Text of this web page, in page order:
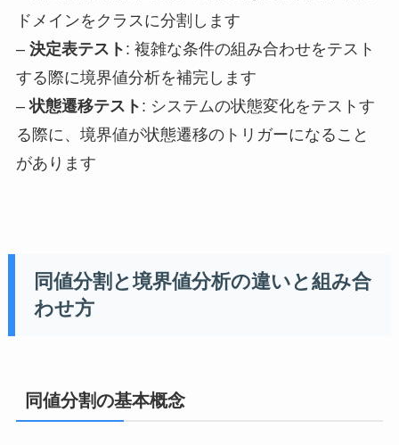
ドメインをクラスに分割します
– 決定表テスト : 複雑な条件の組み合わせをテスト
する際に境界値分析を補完します
–状態遷移テスト : システムの状態変化をテストす
る際に、境界値が状態遷移のトリガーになること
があります
同値分割と境界値分析の違いと組み合
わせ方
同値分割の基本概念